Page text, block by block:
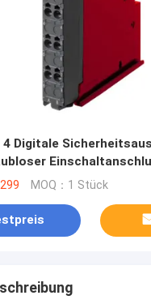
4 Digitale
MOQ：1 Stück